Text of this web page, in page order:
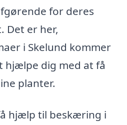
for deres
Det er her,
i Skelund kommer
hjælpe dig med at få
planter.
hjælp til beskæring i